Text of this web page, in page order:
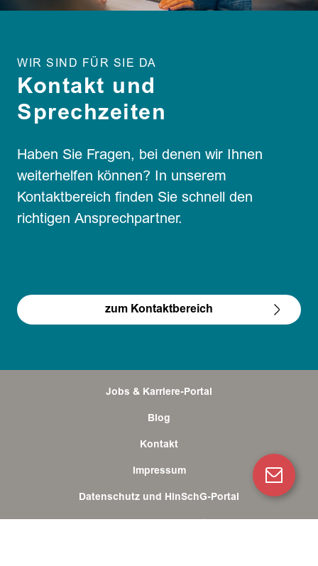
WIR SIND FÜR SIE DA
Kontakt und
Sprechzeiten
Haben Sie Fragen, bei denen wir Ihnen
weiterhelfen können? In unserem
Kontaktbereich finden Sie schnell den
richtigen Ansprechpartner.
zum Kontaktbereich
Jobs & Karriere-Portal
Blog
Kontakt
Impressum
Datenschutz und HinSchG-Portal